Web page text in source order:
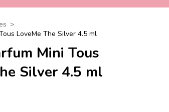
>
LoveMe The Silver 4.5 ml
Mini Tous
Silver 4.5 ml